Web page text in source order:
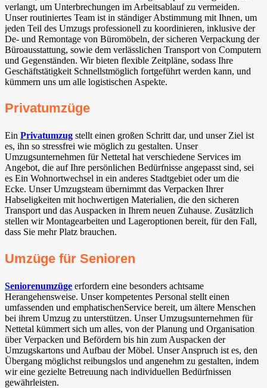
verlangt, um Unterbrechungen im Arbeitsablauf zu vermeiden.
Unser routiniertes Team ist in ständiger Abstimmung mit Ihnen, um
jeden Teil des Umzugs professionell zu koordinieren, inklusive der
De- und Remontage von Büromöbeln, der sicheren Verpackung der
Büroausstattung, sowie dem verlässlichen Transport von Computern
und Gegenständen. Wir bieten flexible Zeitpläne, sodass Ihre
Geschäftstätigkeit Schnellstmöglich fortgeführt werden kann, und
kümmern uns um alle logistischen Aspekte.
Privatumzüge
Ein Privatumzug stellt einen großen Schritt dar, und unser Ziel ist
es, ihn so stressfrei wie möglich zu gestalten. Unser
Umzugsunternehmen für Nettetal hat verschiedene Services im
Angebot, die auf Ihre persönlichen Bedürfnisse angepasst sind, sei
es Ein Wohnortwechsel in ein anderes Stadtgebiet oder um die
Ecke. Unser Umzugsteam übernimmt das Verpacken Ihrer
Habseligkeiten mit hochwertigen Materialien, die den sicheren
Transport und das Auspacken in Ihrem neuen Zuhause. Zusätzlich
stellen wir Montagearbeiten und Lageroptionen bereit, für den Fall,
dass Sie mehr Platz brauchen.
Umzüge für Senioren
Seniorenumzüge erfordern eine besonders achtsame
Herangehensweise. Unser kompetentes Personal stellt einen
umfassenden und emphatischenService bereit, um ältere Menschen
bei ihrem Umzug zu unterstützen. Unser Umzugsunternehmen für
Nettetal kümmert sich um alles, von der Planung und Organisation
über Verpacken und Befördern bis hin zum Auspacken der
Umzugskartons und Aufbau der Möbel. Unser Anspruch ist es, den
Übergang möglichst reibungslos und angenehm zu gestalten, indem
wir eine gezielte Betreuung nach individuellen Bedürfnissen
gewährleisten.